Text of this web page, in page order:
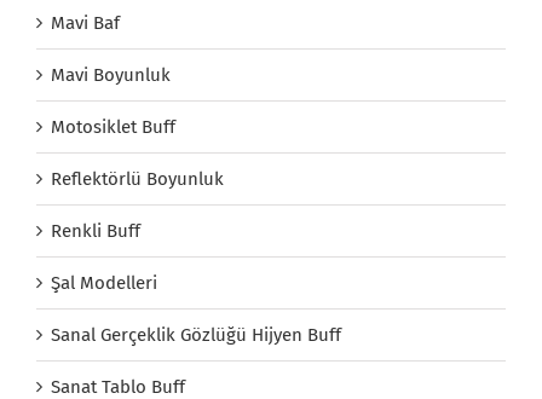
Mavi Baf
Mavi Boyunluk
Motosiklet Buff
Reflektörlü Boyunluk
Renkli Buff
Şal Modelleri
Sanal Gerçeklik Gözlüğü Hijyen Buff
Sanat Tablo Buff